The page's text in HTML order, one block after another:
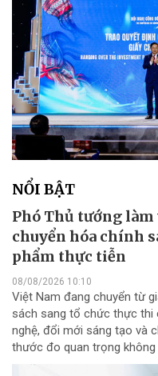
NỔI BẬT
Phó Thủ tướng làm
chuyển hóa chính
phẩm thực tiễn
08/08/2026 10:10
Việt Nam đang chuyển từ
sách sang tổ chức thực thi
nghệ, đổi mới sáng tạo và
thước đo quan trọng không